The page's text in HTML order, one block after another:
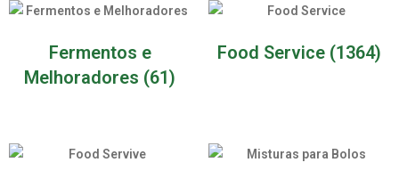
Fermentos e
Melhoradores (61)
Food Service (1364)